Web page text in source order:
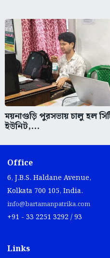
ময়নাগুড়ি পুরসভায় চালু হল
ইউনিট,...
Office
6, J.B.S. Haldane Avenue,
Kolkata 700 105, India.
info@bartamanpatrika.com
+91 - 33 2251 3292 / 93
Links